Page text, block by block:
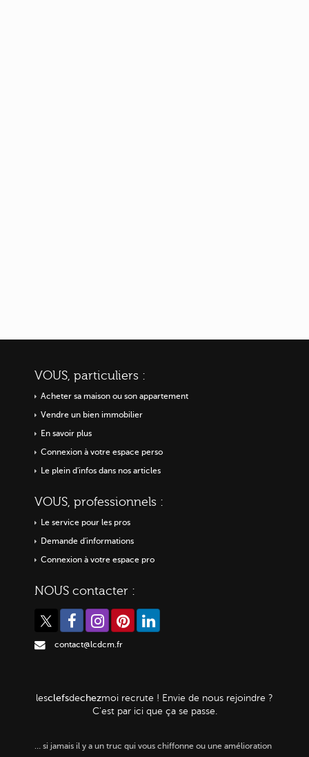
VOUS, particuliers :
Acheter sa maison ou son appartement
Vendre un bien immobilier
En savoir plus
Connexion à votre espace perso
Le plein d'infos dans nos articles
VOUS, professionnels :
Le service pour les pros
Demande d'informations
Connexion à votre espace pro
NOUS contacter :
contact@lcdcm.fr
lesclefsdechezmoi recrute ! Envie de nous rejoindre ?
C'est par ici que ça se passe.
… si jamais il y a un truc qui vous chiffonne ou une amélioration